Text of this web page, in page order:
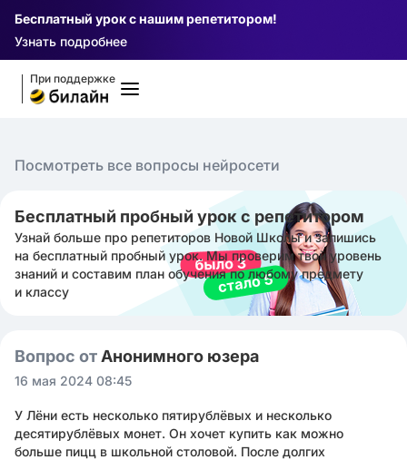
Бесплатный урок с нашим репетитором!
Узнать подробнее
При поддержке
Посмотреть все вопросы нейросети
Бесплатный пробный урок с репетитором
Узнай больше про репетиторов Новой Школы и запишись
на бесплатный пробный урок. Мы проверим твой уровень
знаний и составим план обучения по любому предмету
и классу
Вопрос от Анонимного юзера
16 мая 2024 08:45
У Лёни есть несколько пятирублёвых и несколько
десятирублёвых монет. Он хочет купить как можно
больше пицц в школьной столовой. После долгих